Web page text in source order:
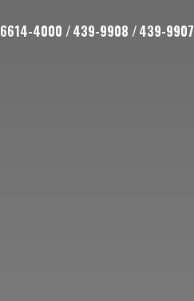
6614-4000 / 439-9908 / 439-9907